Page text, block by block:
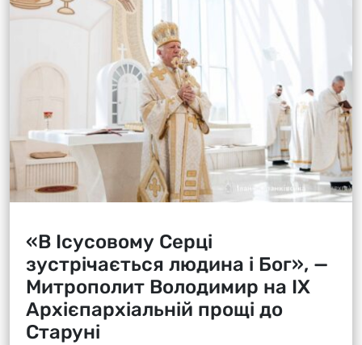
«В Ісусовому Серці
зустрічається людина і Бог», —
Митрополит Володимир на ІХ
Архієпархіальній прощі до
Старуні